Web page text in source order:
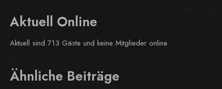
Aktuell Online
Aktuell sind 713 Gäste und keine Mitglieder online
Ähnliche Beiträge